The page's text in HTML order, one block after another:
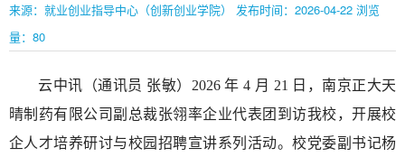
来源：就业创业指导中心（创新创业学院） 发布时间：2026-04-22 浏览
量： 80
云中讯（通讯员 张敏）2026 年 4 月 21 日，南京正大天
晴制药有限公司副总裁张翎率企业代表团到访我校，开展校
企人才培养研讨与校园招聘宣讲系列活动。校党委副书记杨